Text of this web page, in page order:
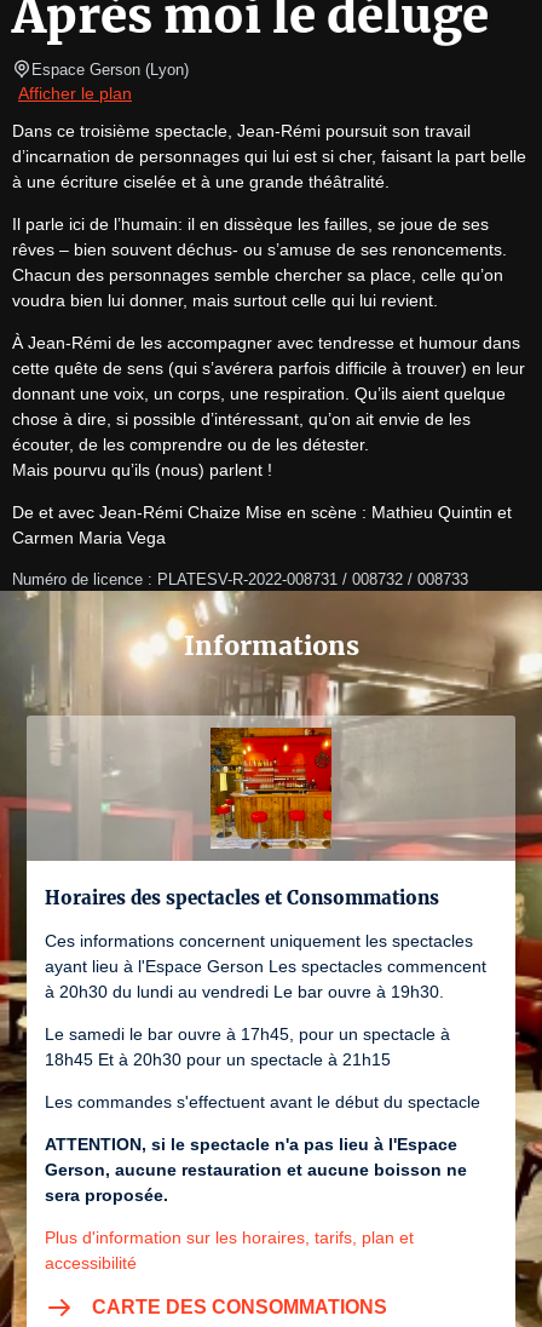
Après moi le déluge
Espace Gerson (Lyon)
Afficher le plan
Dans ce troisième spectacle, Jean-Rémi poursuit son travail
d’incarnation de personnages qui lui est si cher, faisant la part belle
à une écriture ciselée et à une grande théâtralité.
Il parle ici de l’humain: il en dissèque les failles, se joue de ses
rêves – bien souvent déchus- ou s’amuse de ses renoncements.
Chacun des personnages semble chercher sa place, celle qu’on
voudra bien lui donner, mais surtout celle qui lui revient.
À Jean-Rémi de les accompagner avec tendresse et humour dans
cette quête de sens (qui s’avérera parfois difficile à trouver) en leur
donnant une voix, un corps, une respiration. Qu’ils aient quelque
chose à dire, si possible d’intéressant, qu’on ait envie de les
écouter, de les comprendre ou de les détester.
Mais pourvu qu’ils (nous) parlent !
De et avec Jean-Rémi Chaize Mise en scène : Mathieu Quintin et
Carmen Maria Vega
Numéro de licence : PLATESV-R-2022-008731 / 008732 / 008733
Informations
Horaires des spectacles et Consommations
Ces informations concernent uniquement les spectacles
ayant lieu à l'Espace Gerson Les spectacles commencent
à 20h30 du lundi au vendredi Le bar ouvre à 19h30.
Le samedi le bar ouvre à 17h45, pour un spectacle à
18h45 Et à 20h30 pour un spectacle à 21h15
Les commandes s'effectuent avant le début du spectacle
ATTENTION, si le spectacle n'a pas lieu à l'Espace
Gerson, aucune restauration et aucune boisson ne
sera proposée.
Plus d'information sur les horaires, tarifs, plan et
accessibilité
CARTE DES CONSOMMATIONS